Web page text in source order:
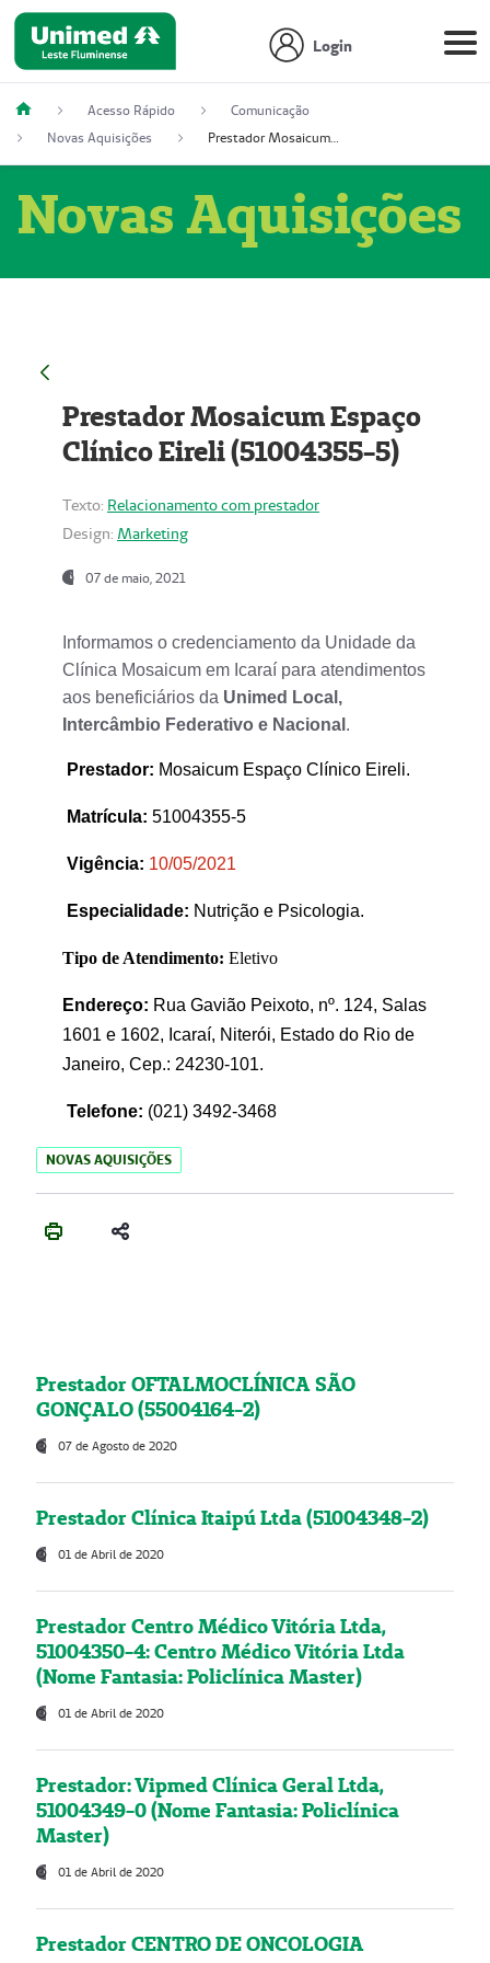
Login
Acesso Rápido
Comunicação
Novas Aquisições
Prestador Mosaicum Espaço Clínico Eireli (51004355-5)
Novas Aquisições
Prestador Mosaicum Espaço
Clínico Eireli (51004355-5)
Texto: Relacionamento com prestador
Design: Marketing
07 de maio, 2021
Informamos o credenciamento da Unidade da
Clínica Mosaicum em Icaraí para atendimentos
aos beneficiários da Unimed Local,
Intercâmbio Federativo e Nacional .
Prestador: Mosaicum Espaço Clínico Eireli.
Matrícula: 51004355-5
Vigência: 10/05/2021
Especialidade: Nutrição e Psicologia.
Tipo de Atendimento: Eletivo
Endereço: Rua Gavião Peixoto, nº. 124, Salas
1601 e 1602, Icaraí, Niterói, Estado do Rio de
Janeiro, Cep.: 24230-101.
Telefone: (021) 3492-3468
NOVAS AQUISIÇÕES
Prestador OFTALMOCLÍNICA SÃO
GONÇALO (55004164-2)
07 de Agosto de 2020
Prestador Clínica Itaipú Ltda (51004348-2)
01 de Abril de 2020
Prestador Centro Médico Vitória Ltda,
51004350-4: Centro Médico Vitória Ltda
(Nome Fantasia: Policlínica Master)
01 de Abril de 2020
Prestador: Vipmed Clínica Geral Ltda,
51004349-0 (Nome Fantasia: Policlínica
Master)
01 de Abril de 2020
Prestador CENTRO DE ONCOLOGIA